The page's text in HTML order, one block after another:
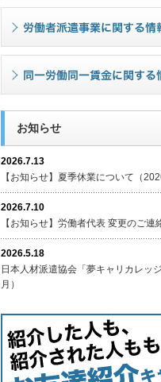
お知らせ
2026.7.13
【お知らせ】夏季休業について（
2026.7.10
【お知らせ】労働者代表 変更のご連
2026.5.18
日本人材派遣協会「夢キャリカレッ
月）